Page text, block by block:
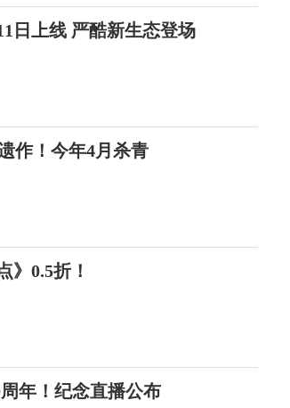
日上线 严酷新生态登场
作！今年4月杀青
》0.5折！
年！纪念直播公布